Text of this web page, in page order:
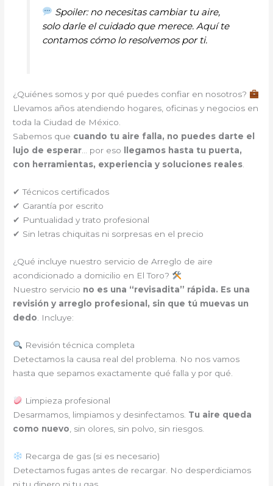
Spoiler: no necesitas cambiar tu aire,
solo darle el cuidado que merece. Aquí te
contamos cómo lo resolvemos por ti.
¿Quiénes somos y por qué puedes confiar en nosotros?
Llevamos años atendiendo hogares, oficinas y negocios en
toda la Ciudad de México.
Sabemos que cuando tu aire falla, no puedes darte el
lujo de esperar… por eso
llegamos hasta tu puerta,
con herramientas, experiencia y soluciones reales.
✔ Técnicos certificados
✔ Garantía por escrito
✔ Puntualidad y trato profesional
✔ Sin letras chiquitas ni sorpresas en el precio
¿Qué incluye nuestro servicio de Arreglo de aire
acondicionado a domicilio en El Toro?
Nuestro servicio no es una “revisadita” rápida. Es una
revisión y arreglo profesional, sin que tú muevas un
dedo . Incluye:
Revisión técnica completa
Detectamos la causa real del problema. No nos vamos
hasta que sepamos exactamente qué falla y por qué.
Limpieza profesional
Desarmamos, limpiamos y desinfectamos. Tu aire queda
como nuevo , sin olores, sin polvo, sin riesgos.
Recarga de gas (si es necesario)
Detectamos fugas antes de recargar. No desperdiciamos